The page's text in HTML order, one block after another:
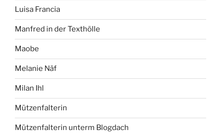
Luisa Francia
Manfred in der Texthölle
Maobe
Melanie Näf
Milan Ihl
Mützenfalterin
Mützenfalterin unterm Blogdach